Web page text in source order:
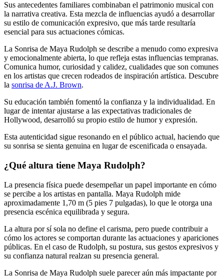
Sus antecedentes familiares combinaban el patrimonio musical con
la narrativa creativa. Esta mezcla de influencias ayudó a desarrollar
su estilo de comunicación expresivo, que más tarde resultaría
esencial para sus actuaciones cómicas.
La Sonrisa de Maya Rudolph se describe a menudo como expresiva
y emocionalmente abierta, lo que refleja estas influencias tempranas.
Comunica humor, curiosidad y calidez, cualidades que son comunes
en los artistas que crecen rodeados de inspiración artística. Descubre
la sonrisa de A.J. Brown.
Su educación también fomentó la confianza y la individualidad. En
lugar de intentar ajustarse a las expectativas tradicionales de
Hollywood, desarrolló su propio estilo de humor y expresión.
Esta autenticidad sigue resonando en el público actual, haciendo que
su sonrisa se sienta genuina en lugar de escenificada o ensayada.
¿Qué altura tiene Maya Rudolph?
La presencia física puede desempeñar un papel importante en cómo
se percibe a los artistas en pantalla. Maya Rudolph mide
aproximadamente 1,70 m (5 pies 7 pulgadas), lo que le otorga una
presencia escénica equilibrada y segura.
La altura por sí sola no define el carisma, pero puede contribuir a
cómo los actores se comportan durante las actuaciones y apariciones
públicas. En el caso de Rudolph, su postura, sus gestos expresivos y
su confianza natural realzan su presencia general.
La Sonrisa de Maya Rudolph suele parecer aún más impactante por